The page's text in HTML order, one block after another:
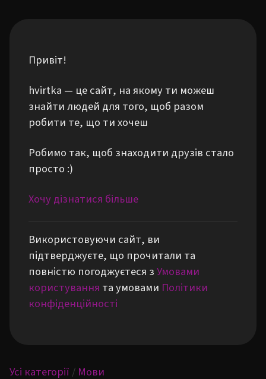
Привіт!
hvirtka — це сайт, на якому ти можеш
знайти людей для того, щоб разом
робити те, що ти хочеш
Робимо так, щоб знаходити друзів стало
просто :)
Хочу дізнатися більше
Використовуючи сайт, ви
підтверджуєте, що прочитали та
повністю погоджуєтеся зУмовами
користування та умовами Політики
конфіденційності
Усі категорії / Мови